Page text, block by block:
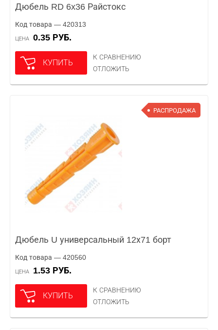
Дюбель RD 6x36 Райстокс
Код товара — 420313
ЦЕНА 0.35 РУБ.
КУПИТЬ
К СРАВНЕНИЮ
ОТЛОЖИТЬ
РАСПРОДАЖА
Дюбель U универсальный 12х71 борт
Код товара — 420560
ЦЕНА 1.53 РУБ.
КУПИТЬ
К СРАВНЕНИЮ
ОТЛОЖИТЬ